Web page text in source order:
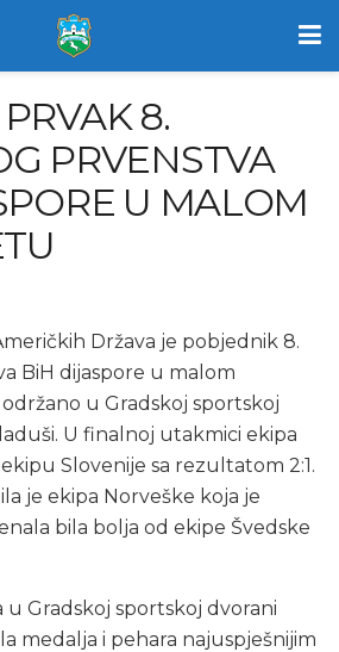
8.
PRVENSTVA
U MALOM
Država je pobjednik 8.
BiH dijaspore u malom
u Gradskoj sportskoj
U finalnoj utakmici ekipa
Slovenije sa rezultatom 2:1.
je ekipa Norveške koja je
bila bolja od ekipe Švedske
u Gradskoj sportskoj dvorani
medalja i pehara najuspješnijim